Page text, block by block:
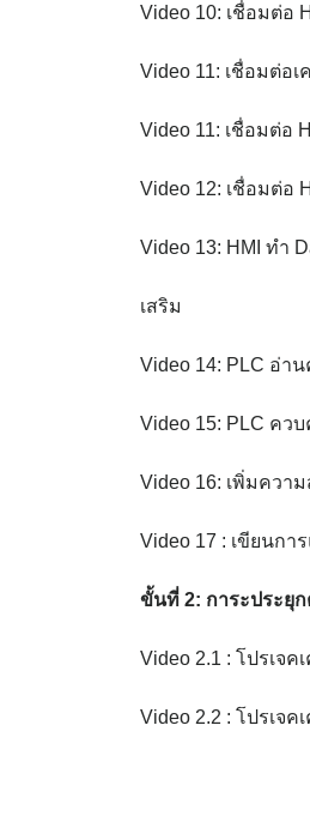
Video 10: เชื่อมต่อ
Video 11: เชื่อมต่อ
Video 11: เชื่อมต่อ
Video 12: เชื่อมต่อ
Video 13: HMI ทำ
เสริม
Video 14: PLC อ่า
Video 15: PLC คว
Video 16: เพิ่มควา
Video 17 : เขียนกา
ขั้นที่ 2: การะประยุ
Video 2.1 : โปรเจค
Video 2.2 : โปรเจ